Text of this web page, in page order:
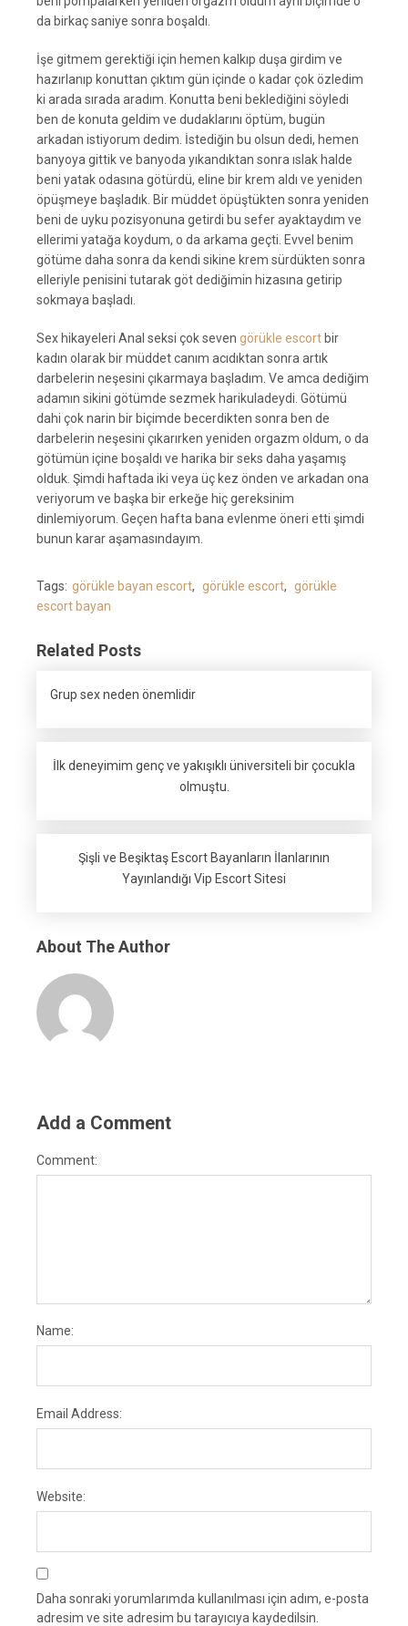
da birkaç saniye sonra boşaldı.
İşe gitmem gerektiği için hemen kalkıp duşa girdim ve
hazırlanıp konuttan çıktım gün içinde o kadar çok özledim
ki arada sırada aradım. Konutta beni beklediğini söyledi
ben de konuta geldim ve dudaklarını öptüm, bugün
arkadan istiyorum dedim. İstediğin bu olsun dedi, hemen
banyoya gittik ve banyoda yıkandıktan sonra ıslak halde
beni yatak odasına götürdü, eline bir krem aldı ve yeniden
öpüşmeye başladık. Bir müddet öpüştükten sonra yeniden
beni de uyku pozisyonuna getirdi bu sefer ayaktaydım ve
ellerimi yatağa koydum, o da arkama geçti. Evvel benim
götüme daha sonra da kendi sikine krem sürdükten sonra
elleriyle penisini tutarak göt dediğimin hizasına getirip
sokmaya başladı.
Sex hikayeleri Anal seksi çok seven görükle escort bir
kadın olarak bir müddet canım acıdıktan sonra artık
darbelerin neşesini çıkarmaya başladım. Ve amca dediğim
adamın sikini götümde sezmek harikuladeydi. Götümü
dahi çok narin bir biçimde becerdikten sonra ben de
darbelerin neşesini çıkarırken yeniden orgazm oldum, o da
götümün içine boşaldı ve harika bir seks daha yaşamış
olduk. Şimdi haftada iki veya üç kez önden ve arkadan ona
veriyorum ve başka bir erkeğe hiç gereksinim
dinlemiyorum. Geçen hafta bana evlenme öneri etti şimdi
bunun karar aşamasındayım.
Tags: görükle bayan escort, görükle escort, görükle
escort bayan
Related Posts
Grup sex neden önemlidir
İlk deneyimim genç ve yakışıklı üniversiteli bir çocukla
olmuştu.
Şişli ve Beşiktaş Escort Bayanların İlanlarının
Yayınlandığı Vip Escort Sitesi
About The Author
Add a Comment
Comment:
Name:
Email Address:
Website:
Daha sonraki yorumlarımda kullanılması için adım, e-posta
adresim ve site adresim bu tarayıcıya kaydedilsin.